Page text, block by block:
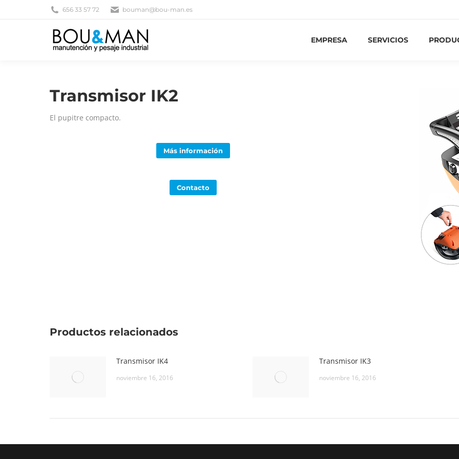
656 33 57 72 bouman@bou-man.es
EMPRESA SERVICIOS
Transmisor IK2
El pupitre compacto.
Más información
Contacto
Productos relacionados
Transmisor IK4
noviembre 16, 2016
Transmisor IK3
noviembre 16, 2016